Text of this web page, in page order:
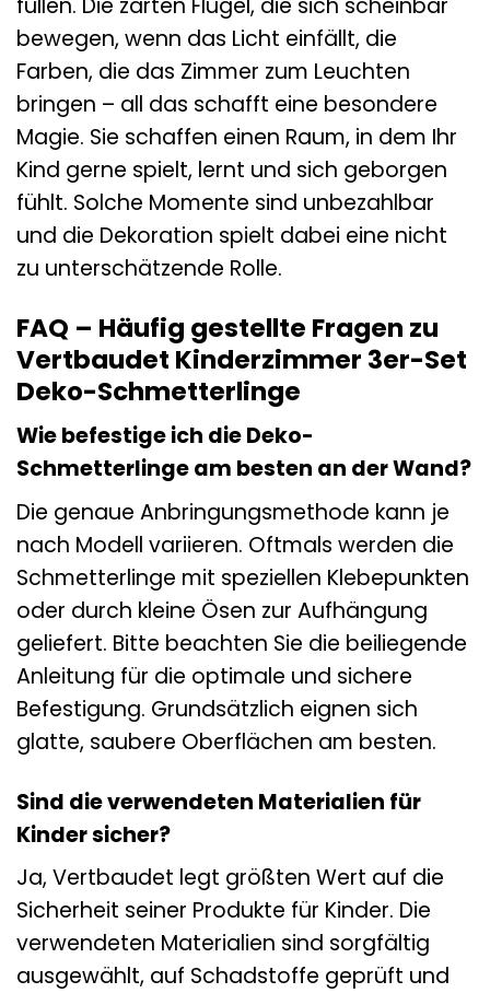
bewegen, wenn das Licht einfällt, die
Farben, die das Zimmer zum Leuchten
bringen – all das schafft eine besondere
Magie. Sie schaffen einen Raum, in dem Ihr
Kind gerne spielt, lernt und sich geborgen
fühlt. Solche Momente sind unbezahlbar
und die Dekoration spielt dabei eine nicht
zu unterschätzende Rolle.
FAQ – Häufig gestellte Fragen zu
Vertbaudet Kinderzimmer 3er-Set
Deko-Schmetterlinge
Wie befestige ich die Deko-
Schmetterlinge am besten an der Wand?
Die genaue Anbringungsmethode kann je
nach Modell variieren. Oftmals werden die
Schmetterlinge mit speziellen Klebepunkten
oder durch kleine Ösen zur Aufhängung
geliefert. Bitte beachten Sie die beiliegende
Anleitung für die optimale und sichere
Befestigung. Grundsätzlich eignen sich
glatte, saubere Oberflächen am besten.
Sind die verwendeten Materialien für
Kinder sicher?
Ja, Vertbaudet legt größten Wert auf die
Sicherheit seiner Produkte für Kinder. Die
verwendeten Materialien sind sorgfältig
ausgewählt, auf Schadstoffe geprüft und